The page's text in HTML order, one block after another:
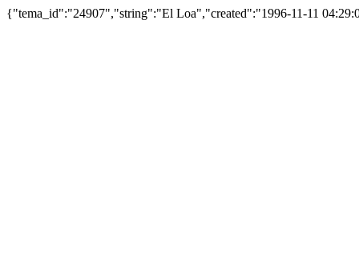
{"tema_id":"24907","string":"El Loa","created":"1996-11-11